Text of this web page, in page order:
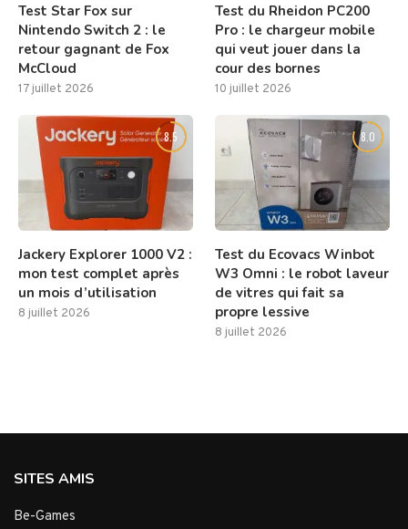
Test Star Fox sur
Nintendo Switch 2 : le
retour gagnant de Fox
McCloud
17 juillet 2026
Test du Rheidon PC200
Pro : le chargeur mobile
qui veut jouer dans la
cour des bornes
10 juillet 2026
8.5
Jackery Explorer 1000 V2 :
mon test complet après
un mois d’utilisation
8 juillet 2026
8.0
Test du Ecovacs Winbot
W3 Omni : le robot laveur
de vitres qui fait sa
propre lessive
8 juillet 2026
SITES AMIS
Be-Games